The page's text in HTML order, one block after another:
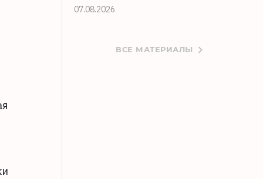
07.08.2026
ВСЕ МАТЕРИАЛЫ